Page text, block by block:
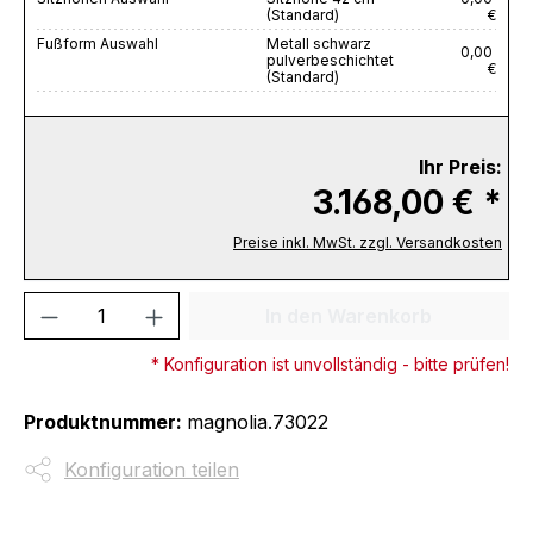
(Standard)
€
Fußform Auswahl
Metall schwarz
pulverbeschichtet
(Standard)
0,00
€
Ihr Preis:
3.168,00 € *
Preise inkl. MwSt. zzgl. Versandkosten
Produkt Anzahl: Gib den
* Konfiguration ist unvollständig - bitte prüfen!
Produktnummer: magnolia.73022
Konfiguration teilen